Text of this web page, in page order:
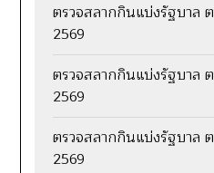
ตรวจสลากกินแบ่งรัฐบาล
2569
ตรวจสลากกินแบ่งรัฐบาล
2569
ตรวจสลากกินแบ่งรัฐบาล
2569